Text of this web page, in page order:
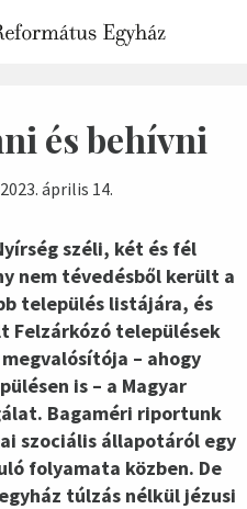
és behívni
2023. április 14.
széli, két és fél
nem tévedésből került a
település listájára, és
Felzárkózó települések
– ahogy
is – a Magyar
Bagaméri riportunk
szociális állapotáról egy
folyamata közben. De
túlzás nélkül jézusi